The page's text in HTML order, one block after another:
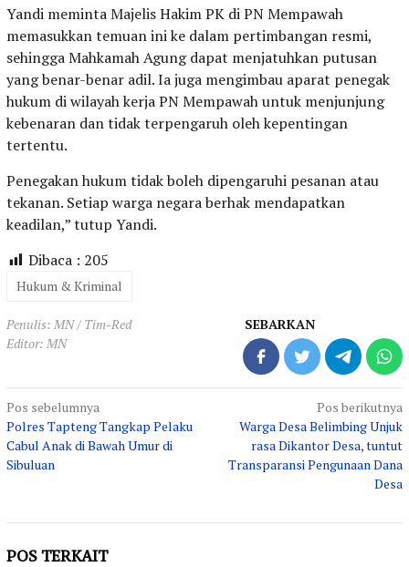
Yandi meminta Majelis Hakim PK di PN Mempawah
memasukkan temuan ini ke dalam pertimbangan resmi,
sehingga Mahkamah Agung dapat menjatuhkan putusan
yang benar-benar adil. Ia juga mengimbau aparat penegak
hukum di wilayah kerja PN Mempawah untuk menjunjung
kebenaran dan tidak terpengaruh oleh kepentingan
tertentu.
Penegakan hukum tidak boleh dipengaruhi pesanan atau
tekanan. Setiap warga negara berhak mendapatkan
keadilan,” tutup Yandi.
Dibaca : 205
Hukum & Kriminal
Penulis: MN / Tim-Red
Editor: MN
SEBARKAN
Navigasi
pos
Pos sebelumnya
Polres Tapteng Tangkap Pelaku
Cabul Anak di Bawah Umur di
Sibuluan
Pos berikutnya
Warga Desa Belimbing Unjuk
rasa Dikantor Desa, tuntut
Transparansi Pengunaan Dana
Desa
POS TERKAIT